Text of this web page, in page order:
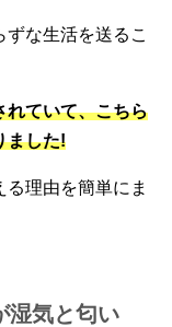
な生活を送るこ
れていて、こちら
ました!
理由を簡単にま
湿気と匂い